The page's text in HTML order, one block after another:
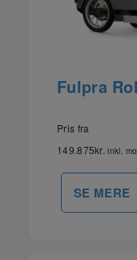
Fulpra
Pris fra
149.875kr. inkl.
SE MERE